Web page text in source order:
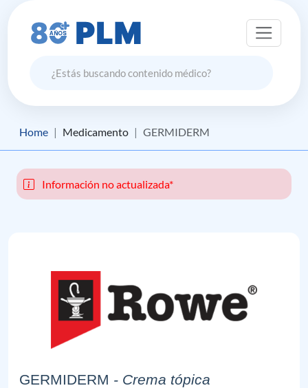
Home Medicamento GERMIDERM
Información no actualizada*
GERMIDERM - Crema tópica